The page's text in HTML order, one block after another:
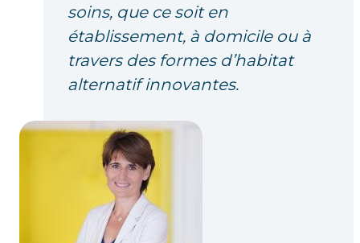
soins, que ce soit en
établissement, à domicile ou à
travers des formes d’habitat
alternatif innovantes.